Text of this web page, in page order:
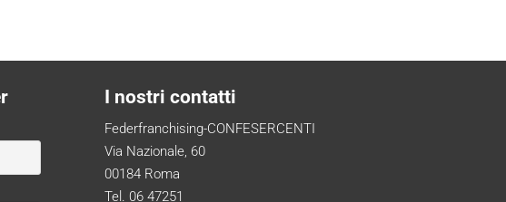
I nostri contatti
Federfranchising-CONFESERCENTI
Via Nazionale, 60
00184 Roma
Tel. 06 47251